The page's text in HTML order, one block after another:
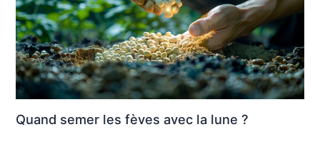
Quand semer les fèves avec la lune ?